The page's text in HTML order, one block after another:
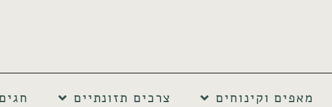
מאפים וקינוחים צרכים תזונתיים
חגים